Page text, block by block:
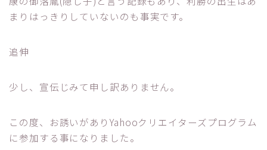
まりはっきりしていないのも事実です。
追伸
少し、宣伝じみて申し訳ありません。
この度、お誘いがありYahooクリエイターズプログラム
に参加する事になりました。